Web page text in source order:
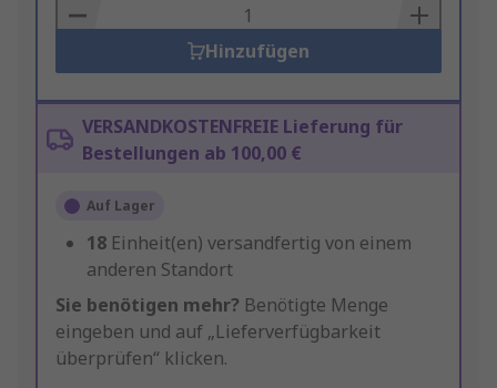
Basket
Hinzufügen
VERSANDKOSTENFREIE Lieferung für
Bestellungen ab 100,00 €
Auf Lager
18 Einheit(en) versandfertig von einem
anderen Standort
Sie benötigen mehr? Benötigte Menge
eingeben und auf „Lieferverfügbarkeit
überprüfen“ klicken.